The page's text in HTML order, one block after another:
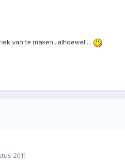
van te maken...alhoewel....
2011